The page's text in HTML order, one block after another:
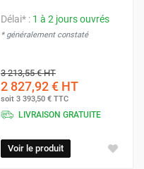
Délai* : 1 à 2 jours ouvrés
* généralement constaté
3 213,55 €HT
2 827,92 € HT
soit 3 393,50 € TTC
LIVRAISON GRATUITE
Voir le produit